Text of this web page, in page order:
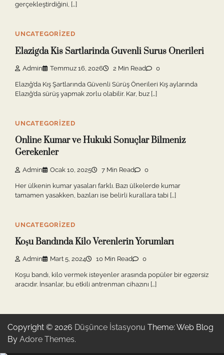
gerçekleştirdiğini, […]
UNCATEGORIZED
Elazigda Kis Sartlarinda Guvenli Surus Onerileri
Admin Temmuz 16, 2026 2 Min Read 0
Elazığ’da Kış Şartlarında Güvenli Sürüş Önerileri Kış aylarında
Elazığ’da sürüş yapmak zorlu olabilir. Kar, buz […]
UNCATEGORIZED
Online Kumar ve Hukuki Sonuçlar Bilmeniz
Gerekenler
Admin Ocak 10, 2025 7 Min Read 0
Her ülkenin kumar yasaları farklı. Bazı ülkelerde kumar
tamamen yasakken, bazıları ise belirli kurallara tabi […]
UNCATEGORIZED
Koşu Bandında Kilo Verenlerin Yorumları
Admin Mart 5, 2024 10 Min Read 0
Koşu bandı, kilo vermek isteyenler arasında popüler bir egzersiz
aracıdır. İnsanlar, bu etkili antrenman cihazını […]
Copyright © 2026 Düşünce İstasyonu Theme: Web Blog
By Adore Themes.